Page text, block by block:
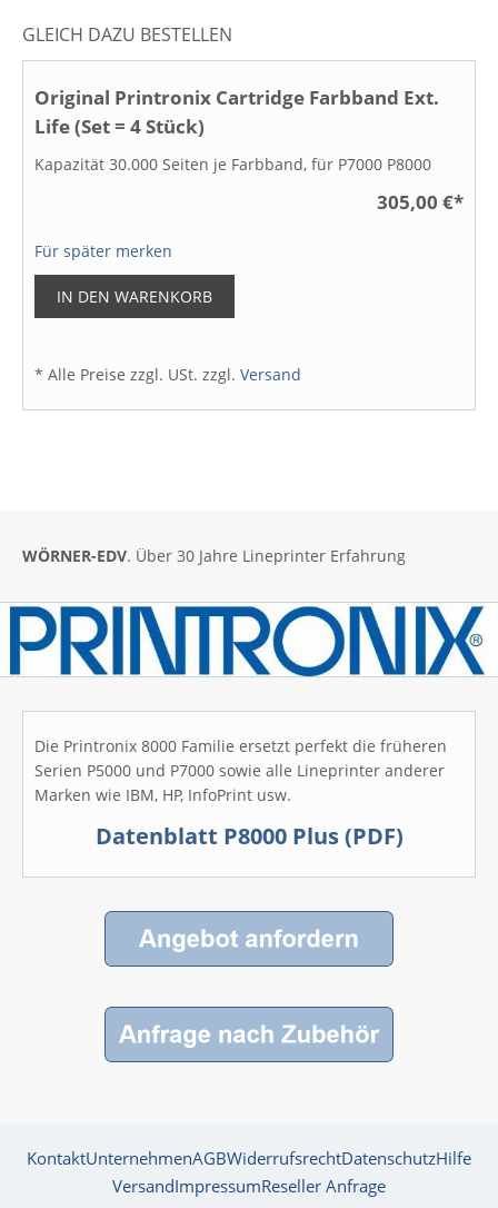
GLEICH DAZU BESTELLEN
Original Printronix Cartridge Farbband Ext.
Life (Set = 4 Stück)
Kapazität 30.000 Seiten je Farbband, für P7000 P8000
305,00 €*
Für später merken
IN DEN WARENKORB
* Alle Preise zzgl. USt. zzgl. Versand
WÖRNER-EDV. Über 30 Jahre Lineprinter Erfahrung
Die Printronix 8000 Familie ersetzt perfekt die früheren
Serien P5000 und P7000 sowie alle Lineprinter anderer
Marken wie IBM, HP, InfoPrint usw.
Datenblatt P8000 Plus (PDF)
KontaktUnternehmenAGBWiderrufsrechtDatenschutzHilfe
VersandImpressumReseller Anfrage